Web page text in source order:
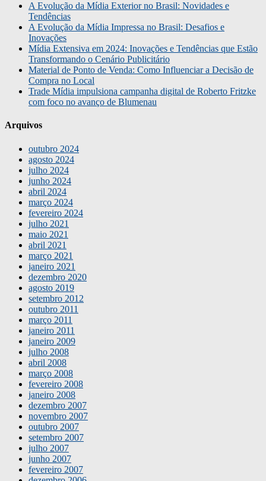
A Evolução da Mídia Exterior no Brasil: Novidades e
Tendências
A Evolução da Mídia Impressa no Brasil: Desafios e
Inovações
Mídia Extensiva em 2024: Inovações e Tendências que Estão
Transformando o Cenário Publicitário
Material de Ponto de Venda: Como Influenciar a Decisão de
Compra no Local
Trade Mídia impulsiona campanha digital de Roberto Fritzke
com foco no avanço de Blumenau
Arquivos
outubro 2024
agosto 2024
julho 2024
junho 2024
abril 2024
março 2024
fevereiro 2024
julho 2021
maio 2021
abril 2021
março 2021
janeiro 2021
dezembro 2020
agosto 2019
setembro 2012
outubro 2011
março 2011
janeiro 2011
janeiro 2009
julho 2008
abril 2008
março 2008
fevereiro 2008
janeiro 2008
dezembro 2007
novembro 2007
outubro 2007
setembro 2007
julho 2007
junho 2007
fevereiro 2007